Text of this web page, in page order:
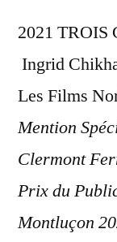
2021 TROIS
Ingrid
Les Films
Mention
Clermont
Prix du
Montluçon